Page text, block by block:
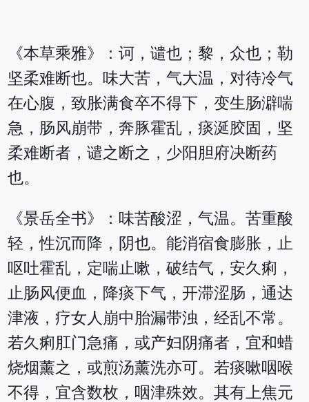
《本草乘雅》：诃，谴也；黎，众也；勒
坚柔难断也。味大苦，气大温，对待冷气
在心腹，致胀满食卒不得下，变生肠澼喘
急，肠风崩带，奔豚霍乱，痰涎胶固，坚
柔难断者，谴之断之，少阳胆府决断药
也。
《景岳全书》：味苦酸涩，气温。苦重酸
轻，性沉而降，阴也。能消宿食膨胀，止
呕吐霍乱，定喘止嗽，破结气，安久痢，
止肠风便血，降痰下气，开滞涩肠，通达
津液，疗女人崩中胎漏带浊，经乱不常。
若久痢肛门急痛，或产妇阴痛者，宜和蜡
烧烟薰之，或煎汤薰洗亦可。若痰嗽咽喉
不得，宜含数枚，咽津殊效。其有上焦元